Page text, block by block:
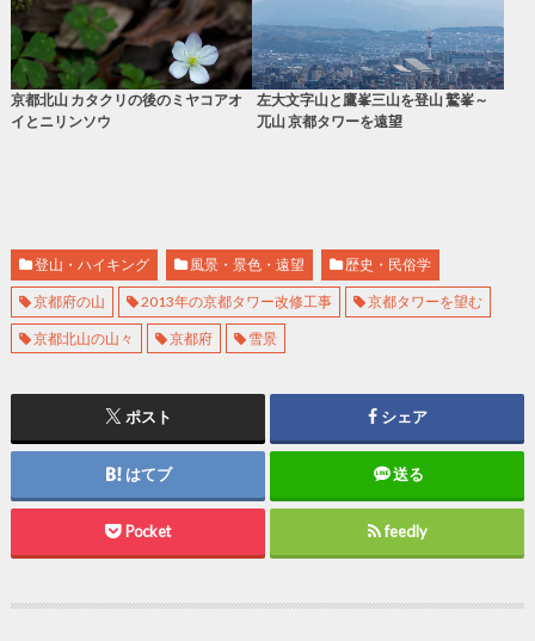
京都北山 カタクリの後のミヤコアオ
イとニリンソウ
左大文字山と鷹峯三山を登山 鷲峯～
兀山 京都タワーを遠望
登山・ハイキング 風景・景色・遠望 歴史・民俗学
京都府の山 2013年の京都タワー改修工事 京都タワーを望む
京都北山の山々 京都府 雪景
ポスト シェア
はてブ 送る
Pocket feedly